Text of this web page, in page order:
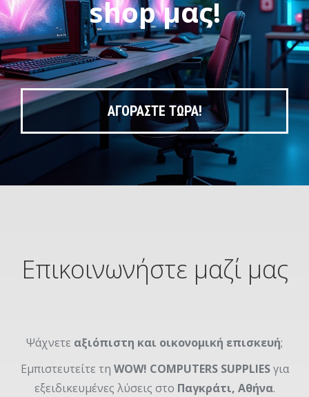
shop μας!
ΑΓΟΡΑΣΤΕ ΤΩΡΑ!
Επικοινωνήστε μαζί μας
Ψάχνετε αξιόπιστη και οικονομική επισκευή;
Εμπιστευτείτε τη WOW! COMPUTERS SUPPLIESγια
εξειδικευμένες λύσεις στο Παγκράτι, Αθήνα.